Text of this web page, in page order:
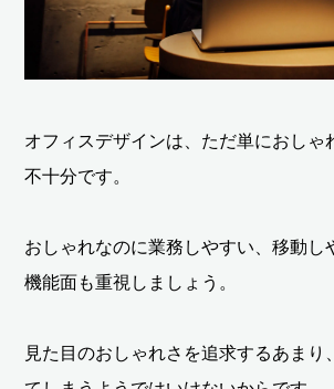
オフィスデザインは、ただ単におしゃ
不十分です。
おしゃれなのに業務しやすい、移動し
機能面も重視しましょう。
見た目のおしゃれさを追求するあまり